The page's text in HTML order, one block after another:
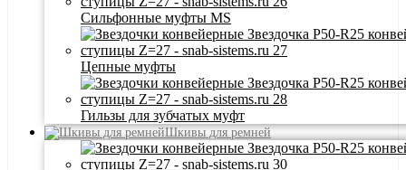
Сильфонные муфты MS
Цепные муфты
Гильзы для зубчатых муфт
Шкивы для ремней